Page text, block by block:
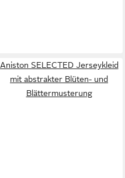
Aniston SELECTED Jerseykleid
mit abstrakter Blüten- und
Blättermusterung